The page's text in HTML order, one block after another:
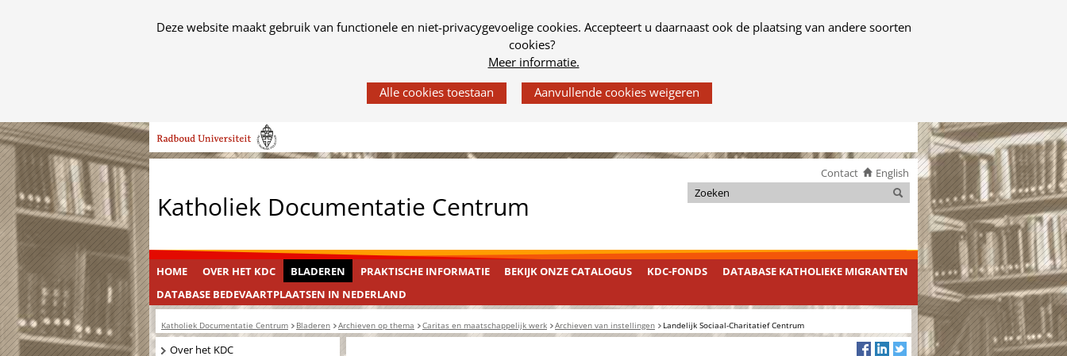
Cookies
Deze website maakt gebruik van functionele en niet-privacygevoelige cookies. Accepteert u daarnaast ook de plaatsing van andere soorten
cookies?
Meer informatie.
gebruik
van
op
deze
worden
toegestaan
geweigerd.
Ga
naar
de
inhoud
Katholiek Documentatie Centrum
Contact English
k
i
d
e
Zoeken
Zoeken
HOME OVER HET KDC BLADEREN PRAKTISCHE INFORMATIE BEKIJK ONZE CATALOGUS KDC-FONDS
DATABASE KATHOLIEKE MIGRANTEN
DATABASE BEDEVAARTPLAATSEN IN NEDERLAND
Katholiek Documentatie Centrum Bladeren Archieven op thema Caritas en maatschappelijk werk Archieven van instellingen Landelijk Sociaal-Charitatief Centrum
Navigatie
Over het KDC